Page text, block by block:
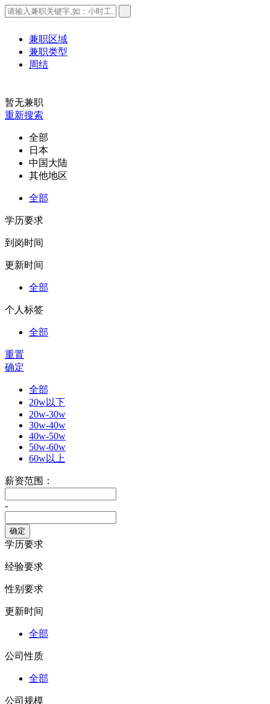
兼职区域
兼职类型
周结
暂无兼职
重新搜索
全部
日本
中国大陆
其他地区
全部
学历要求
到岗时间
更新时间
全部
个人标签
全部
重置
确定
全部
20w以下
20w-30w
30w-40w
40w-50w
50w-60w
60w以上
薪资范围：
-
学历要求
经验要求
性别要求
更新时间
全部
公司性质
全部
公司规模